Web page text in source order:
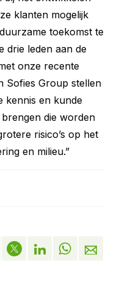
klanten mogelijk
toekomst te
drie leden aan de
onze recente
Sofies Group stellen
kennis en kunde
die worden
risico’s op het
en milieu.”